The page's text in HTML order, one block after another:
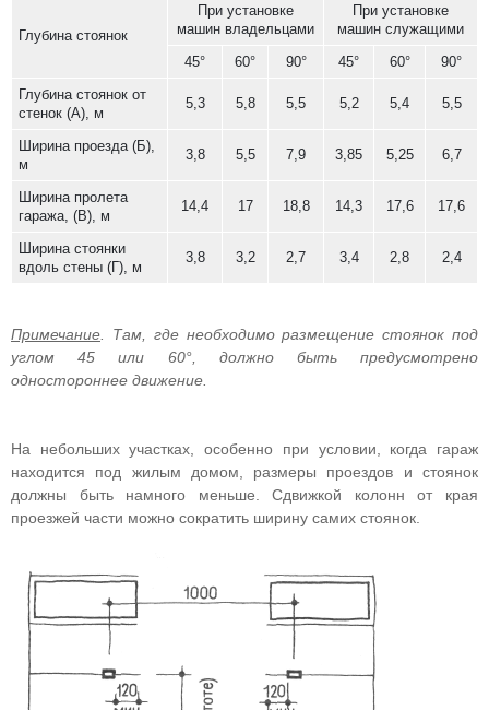
Глубина стоянок
При установке
машин владельцами
При установке
машин служащими
45°
60° 90° 45° 60°
90°
Глубина стоянок от
стенок (А), м
5,3 5,8 5,5 5,2 5,4 5,5
Ширина проезда (Б),
м
3,8 5,5 7,9 3,85 5,25 6,7
Ширина пролета
гаража, (В), м
14,4 17 18,8 14,3 17,6 17,6
Ширина стоянки
вдоль стены (Г), м
3,8 3,2 2,7 3,4 2,8 2,4
Примечание . Там, где необходимо размещение стоянок под
углом 45 или 60°, должно быть предусмотрено
одностороннее движение.
На небольших участках, особенно при условии, когда гараж
находится под жилым домом, размеры проездов и стоянок
должны быть намного меньше. Сдвижкой колонн от края
проезжей части можно сократить ширину самих стоянок.